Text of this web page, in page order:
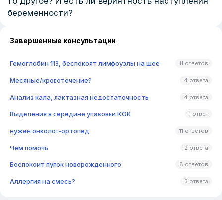
беременности?
Завершенные консультации
Гемоглобин 113, беспокоят лимфоузлы на шее 11 ответов
Месяные/кровотечение? 4 ответа
Анализ кала, лактазная недостаточность 4 ответа
Выделения в середине упаковки КОК 1 ответ
нужен онколог-ортопед 11 ответов
Чем помочь 2 ответа
Беспокоит пупок новорожденного 8 ответов
Аллергия на смесь? 3 ответа